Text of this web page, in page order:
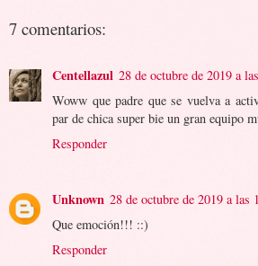
7 comentarios:
Centellazul 28 de octubre de 2019 a
Woww que padre que se vuelva a
par de chica super bie un gran equipo
Responder
Unknown 28 de octubre de 2019 a las
Que emoción!!! ::)
Responder